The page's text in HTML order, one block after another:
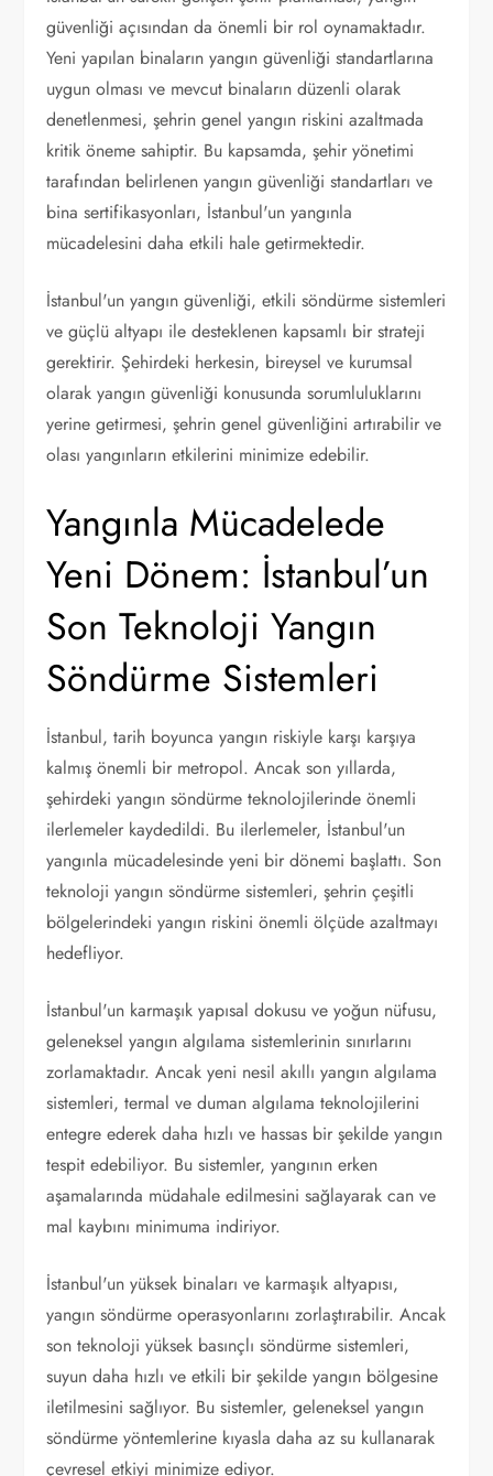
güvenliği açısından da önemli bir rol oynamaktadır.
Yeni yapılan binaların yangın güvenliği standartlarına
uygun olması ve mevcut binaların düzenli olarak
denetlenmesi, şehrin genel yangın riskini azaltmada
kritik öneme sahiptir. Bu kapsamda, şehir yönetimi
tarafından belirlenen yangın güvenliği standartları ve
bina sertifikasyonları, İstanbul'un yangınla
mücadelesini daha etkili hale getirmektedir.
İstanbul'un yangın güvenliği, etkili söndürme sistemleri
ve güçlü altyapı ile desteklenen kapsamlı bir strateji
gerektirir. Şehirdeki herkesin, bireysel ve kurumsal
olarak yangın güvenliği konusunda sorumluluklarını
yerine getirmesi, şehrin genel güvenliğini artırabilir ve
olası yangınların etkilerini minimize edebilir.
Yangınla Mücadelede
Yeni Dönem: İstanbul’un
Son Teknoloji Yangın
Söndürme Sistemleri
İstanbul, tarih boyunca yangın riskiyle karşı karşıya
kalmış önemli bir metropol. Ancak son yıllarda,
şehirdeki yangın söndürme teknolojilerinde önemli
ilerlemeler kaydedildi. Bu ilerlemeler, İstanbul'un
yangınla mücadelesinde yeni bir dönemi başlattı. Son
teknoloji yangın söndürme sistemleri, şehrin çeşitli
bölgelerindeki yangın riskini önemli ölçüde azaltmayı
hedefliyor.
İstanbul'un karmaşık yapısal dokusu ve yoğun nüfusu,
geleneksel yangın algılama sistemlerinin sınırlarını
zorlamaktadır. Ancak yeni nesil akıllı yangın algılama
sistemleri, termal ve duman algılama teknolojilerini
entegre ederek daha hızlı ve hassas bir şekilde yangın
tespit edebiliyor. Bu sistemler, yangının erken
aşamalarında müdahale edilmesini sağlayarak can ve
mal kaybını minimuma indiriyor.
İstanbul'un yüksek binaları ve karmaşık altyapısı,
yangın söndürme operasyonlarını zorlaştırabilir. Ancak
son teknoloji yüksek basınçlı söndürme sistemleri,
suyun daha hızlı ve etkili bir şekilde yangın bölgesine
iletilmesini sağlıyor. Bu sistemler, geleneksel yangın
söndürme yöntemlerine kıyasla daha az su kullanarak
çevresel etkiyi minimize ediyor.